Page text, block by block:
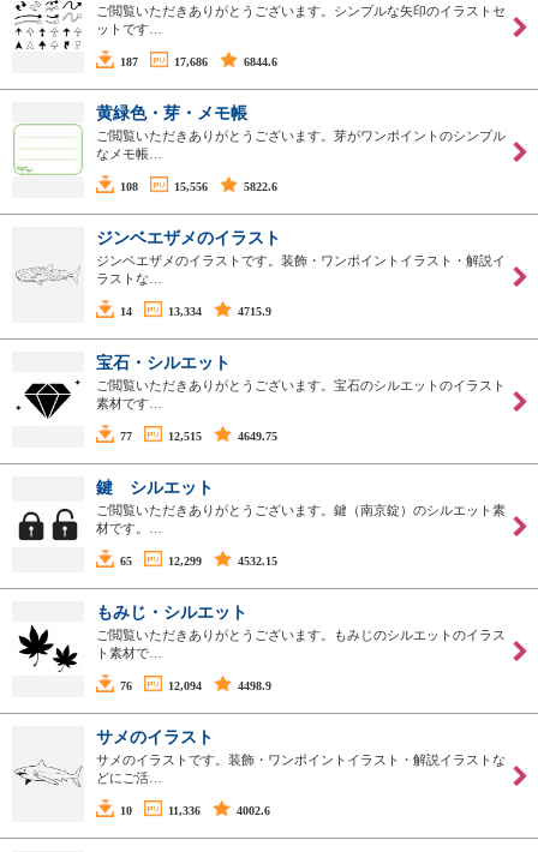
ご閲覧いただきありがとうございます。シンプルな矢印のイラストセ
ットです…
187 17,686 6844.6
黄緑色・芽・メモ帳
ご閲覧いただきありがとうございます。芽がワンポイントのシンプル
なメモ帳…
108 15,556 5822.6
ジンベエザメのイラスト
ジンベエザメのイラストです。装飾・ワンポイントイラスト・解説イ
ラストな…
14 13,334 4715.9
宝石・シルエット
ご閲覧いただきありがとうございます。宝石のシルエットのイラスト
素材です…
77 12,515 4649.75
鍵 シルエット
ご閲覧いただきありがとうございます。鍵（南京錠）のシルエット素
材です。…
65 12,299 4532.15
もみじ・シルエット
ご閲覧いただきありがとうございます。もみじのシルエットのイラス
ト素材で…
76 12,094 4498.9
サメのイラスト
サメのイラストです。装飾・ワンポイントイラスト・解説イラストな
どにご活…
10 11,336 4002.6